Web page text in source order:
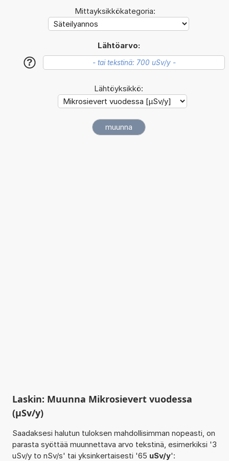
Mittayksikkökategoria:
Lähtöarvo:
?
Lähtöyksikkö:
Laskin: Muunna Mikrosievert vuodessa
(µSv/y)
Saadaksesi halutun tuloksen mahdollisimman nopeasti, on
parasta syöttää muunnettava arvo tekstinä, esimerkiksi '3
uSv/y to nSv/s' tai yksinkertaisesti '65 uSv/y':